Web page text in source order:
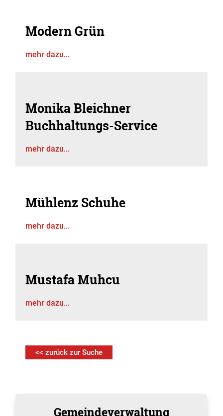
Modern Grün
mehr dazu...
Monika Bleichner
Buchhaltungs-Service
mehr dazu...
Mühlenz Schuhe
mehr dazu...
Mustafa Muhcu
mehr dazu...
<< zurück zur Suche
Gemeindeverwaltung